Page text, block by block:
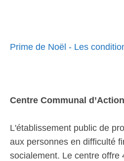
Prime de Noël - Les
Centre Communal
L'établissement public de
aux personnes en difficulté
socialement. Le centre offre